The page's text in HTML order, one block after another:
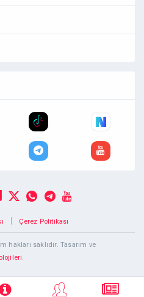
Çerez Politikası
hakları saklıdır. Tasarım ve
.